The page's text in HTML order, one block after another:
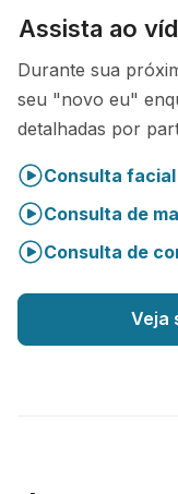
Assista ao
Durante sua
seu "novo eu"
detalhadas por
Consulta facial
Consulta de
Consulta de
Veja